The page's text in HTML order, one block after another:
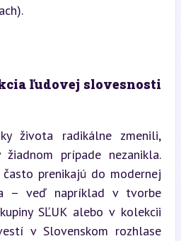
ľudovej slovesnosti
života radikálne zmenili,
prípade nezanikla.
prenikajú do modernej
– veď napríklad v tvorbe
SĽUK alebo v kolekcii
v Slovenskom rozhlase